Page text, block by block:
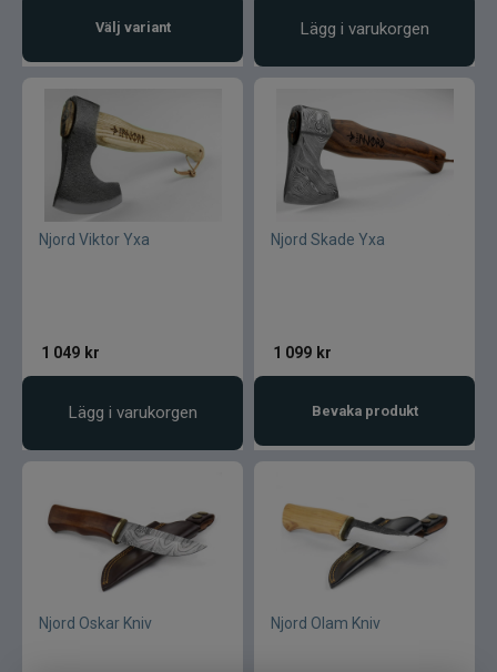
Välj variant Lägg i varukorgen
Njord Viktor Yxa
1 049 kr
Lägg i varukorgen
Njord Skade Yxa
1 099 kr
Bevaka produkt
Njord Oskar Kniv Njord Olam Kniv